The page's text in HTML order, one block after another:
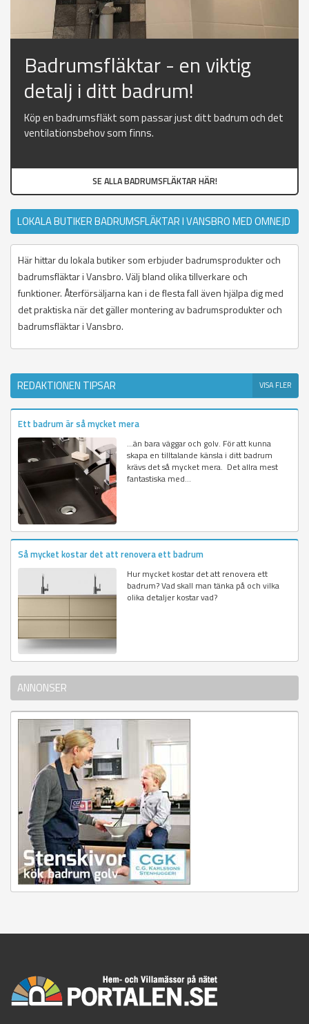
Badrumsfläktar - en viktig
detalj i ditt badrum!
Köp en badrumsfläkt som passar just ditt badrum och det
ventilationsbehov som finns.
SE ALLA BADRUMSFLÄKTAR HÄR!
LOKALA BUTIKER BADRUMSFLÄKTAR I VANSBRO MED OMNEJD
Här hittar du lokala butiker som erbjuder badrumsprodukter och
badrumsfläktar i Vansbro. Välj bland olika tillverkare och
funktioner. Återförsäljarna kan i de flesta fall även hjälpa dig med
det praktiska när det gäller montering av badrumsprodukter och
badrumsfläktar i Vansbro.
REDAKTIONEN TIPSAR VISA FLER
Ett badrum är så mycket mera
…än bara väggar och golv. För att kunna
skapa en tilltalande känsla i ditt badrum
krävs det så mycket mera. Det allra mest
fantastiska med...
Så mycket kostar det att renovera ett badrum
Hur mycket kostar det att renovera ett
badrum? Vad skall man tänka på och vilka
olika detaljer kostar vad?
ANNONSER